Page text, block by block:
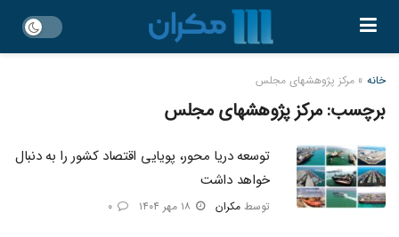
خانه » مرکز پژوهشهای مجلس
برچسب:مرکز پژوهشهای مجلس
توسعه دریا محور، پویایی اقتصاد کشور را به دنبال
خواهد داشت
توسط مکران